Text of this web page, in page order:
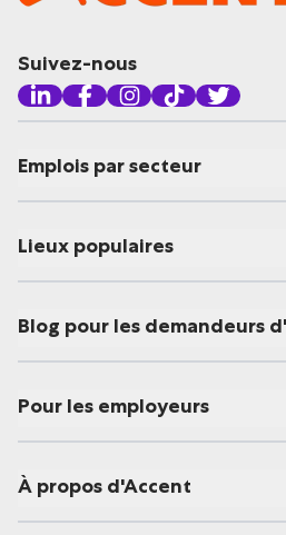
Suivez-nous
Emplois par secteur
Lieux populaires
Blog pour les demandeurs
Pour les employeurs
À propos d'Accent